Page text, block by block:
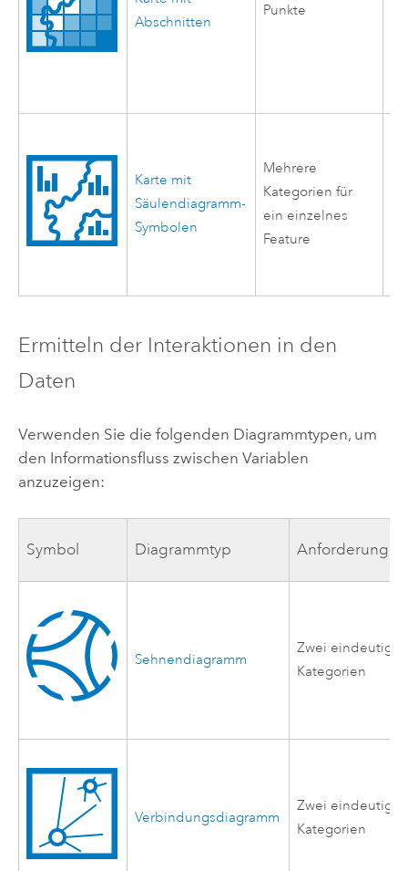
Abschnitten
Punkte
Karte mit
Säulendiagramm-
Symbolen
Mehrere
Kategorien für
ein einzelnes
Feature
Ermitteln der Interaktionen in den
Daten
Verwenden Sie die folgenden Diagrammtypen, um
den Informationsfluss zwischen Variablen
anzuzeigen:
Symbol Diagrammtyp Anforderungen
Sehnendiagramm
Zwei eindeutige
Kategorien
Verbindungsdiagramm
Zwei eindeutige
Kategorien